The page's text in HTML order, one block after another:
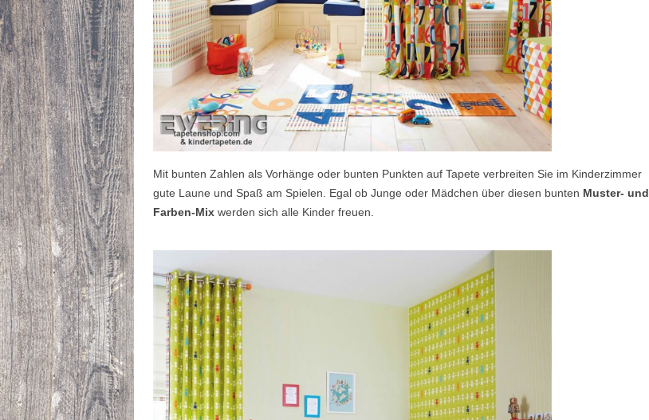
Mit bunten Zahlen als Vorhänge oder bunten Punkten auf Tapete verbreiten Sie im Kinderzimmer
gute Laune und Spaß am Spielen. Egal ob Junge oder Mädchen über diesen bunten Muster- und
Farben-Mix werden sich alle Kinder freuen.